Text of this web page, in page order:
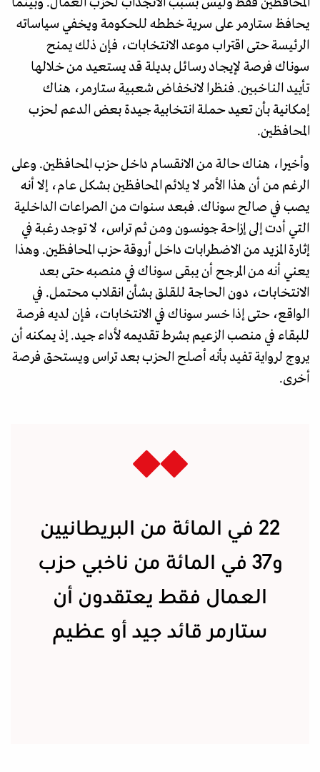
يحافظ ستارمر على سرية خططه للحكومة ويخفي سياساته
الرئيسة حتى اقتراب موعد الانتخابات، فإن ذلك يمنح
سوناك فرصة لإيجاد رسائل بديلة قد يستعيد من خلالها
تأييد الناخبين. فنظرا لانخفاض شعبية ستارمر، هناك
إمكانية بأن تعيد حملة انتخابية جيدة بعض الدعم لحزب
المحافظين.
وأخيرا، هناك حالة من الانقسام داخل حزب المحافظين. وعلى
الرغم من أن هذا الأمر لا يلائم المحافظين بشكل عام، إلا أنه
يصب في صالح سوناك. فبعد سنوات من الصراعات الداخلية
التي أدت إلى إزاحة جونسون ومن ثم تراس، لا توجد رغبة في
إثارة المزيد من الاضطرابات داخل أروقة حزب المحافظين. وهذا
يعني أنه من المرجح أن يبقى سوناك في منصبه حتى بعد
الانتخابات، دون الحاجة للقلق بشأن انقلاب محتمل. في
الواقع، حتى إذا خسر سوناك في الانتخابات، فإن لديه فرصة
للبقاء في منصب الزعيم بشرط تقديمه لأداء جيد. إذ يمكنه أن
يروج لرواية تفيد بأنه أصلح الحزب بعد تراس ويستحق فرصة
أخرى.
22 في المائة من البريطانيين
و37 في المائة من ناخبي حزب
العمال فقط يعتقدون أن
ستارمر قائد جيد أو عظيم